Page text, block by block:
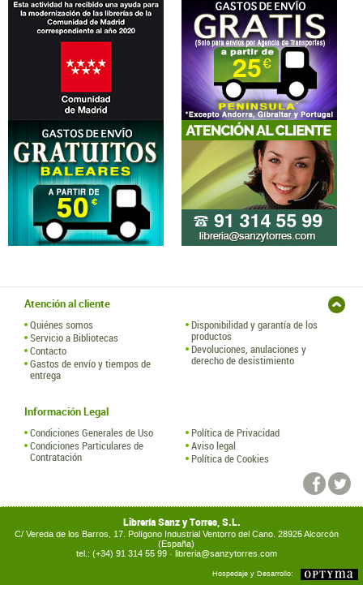
Atención al cliente
Quiénes somos
Servicio a Bibliotecas
Contacto
Gastos de envío y tiempos de
entrega
Disponibilidad y garantía de los
productos
Devoluciones, anulaciones y
derecho de desistimiento
Información Legal
Condiciones Generales de Uso
Condiciones Particulares de
Contratación
Política de Privacidad
Aviso legal
Política de Cookies
Librería Sanz y Torres, S.L.
C/ Vereda de los Barros, 17. Polígono Industrial Ventorro del Cano. 28925 Alcorcón
(España)
tel.: (+34) 91 314 55 99 · libreria@sanzytorres.com
Hospedaje y Desarrollo: